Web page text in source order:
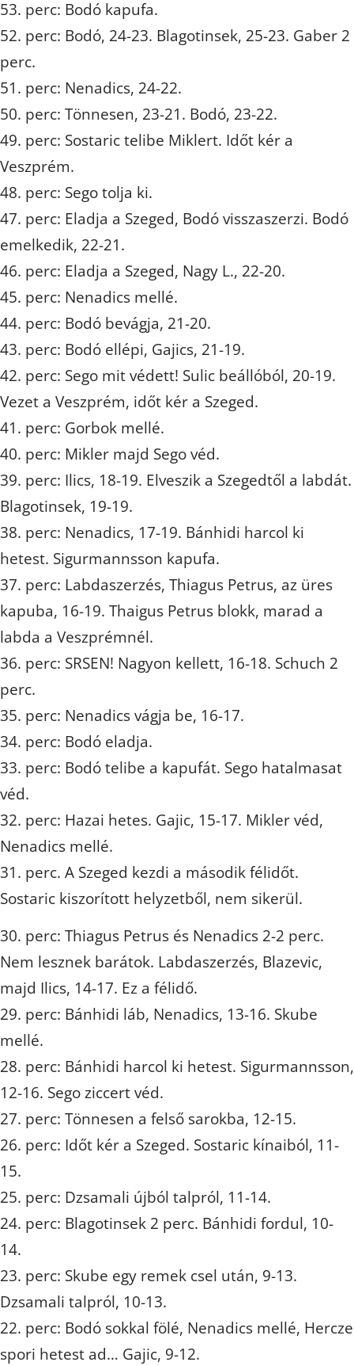
53. perc: Bodó kapufa.
52. perc: Bodó, 24-23. Blagotinsek, 25-23. Gaber 2
perc.
51. perc: Nenadics, 24-22.
50. perc: Tönnesen, 23-21. Bodó, 23-22.
49. perc: Sostaric telibe Miklert. Időt kér a
Veszprém.
48. perc: Sego tolja ki.
47. perc: Eladja a Szeged, Bodó visszaszerzi. Bodó
emelkedik, 22-21.
46. perc: Eladja a Szeged, Nagy L., 22-20.
45. perc: Nenadics mellé.
44. perc: Bodó bevágja, 21-20.
43. perc: Bodó ellépi, Gajics, 21-19.
42. perc: Sego mit védett! Sulic beállóból, 20-19.
Vezet a Veszprém, időt kér a Szeged.
41. perc: Gorbok mellé.
40. perc: Mikler majd Sego véd.
39. perc: Ilics, 18-19. Elveszik a Szegedtől a labdát.
Blagotinsek, 19-19.
38. perc: Nenadics, 17-19. Bánhidi harcol ki
hetest. Sigurmannsson kapufa.
37. perc: Labdaszerzés, Thiagus Petrus, az üres
kapuba, 16-19. Thaigus Petrus blokk, marad a
labda a Veszprémnél.
36. perc: SRSEN! Nagyon kellett, 16-18. Schuch 2
perc.
35. perc: Nenadics vágja be, 16-17.
34. perc: Bodó eladja.
33. perc: Bodó telibe a kapufát. Sego hatalmasat
véd.
32. perc: Hazai hetes. Gajic, 15-17. Mikler véd,
Nenadics mellé.
31. perc. A Szeged kezdi a második félidőt.
Sostaric kiszorított helyzetből, nem sikerül.
30. perc: Thiagus Petrus és Nenadics 2-2 perc.
Nem lesznek barátok. Labdaszerzés, Blazevic,
majd Ilics, 14-17. Ez a félidő.
29. perc: Bánhidi láb, Nenadics, 13-16. Skube
mellé.
28. perc: Bánhidi harcol ki hetest. Sigurmannsson,
12-16. Sego ziccert véd.
27. perc: Tönnesen a felső sarokba, 12-15.
26. perc: Időt kér a Szeged. Sostaric kínaiból, 11-
15.
25. perc: Dzsamali újból talpról, 11-14.
24. perc: Blagotinsek 2 perc. Bánhidi fordul, 10-
14.
23. perc: Skube egy remek csel után, 9-13.
Dzsamali talpról, 10-13.
22. perc: Bodó sokkal fölé, Nenadics mellé, Hercze
spori hetest ad… Gajic, 9-12.